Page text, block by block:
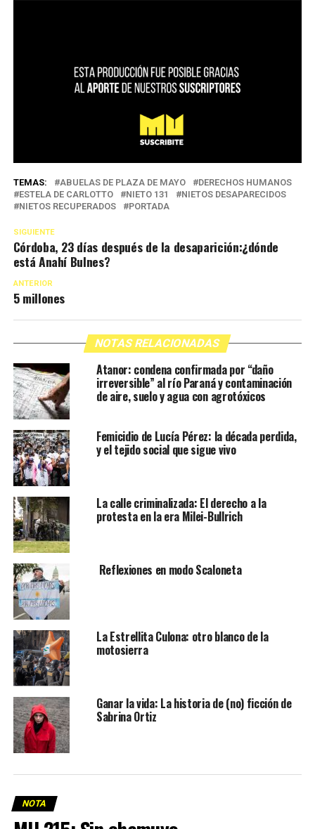
TEMAS: ABUELAS DE PLAZA DE MAYO
DERECHOS HUMANOS
ESTELA DE CARLOTTO
NIETO 131
NIETOS DESAPARECIDOS
NIETOS RECUPERADOS
PORTADA
SIGUIENTE
Córdoba, 23 días después de la desaparición:¿dónde
está Anahí Bulnes?
ANTERIOR
5 millones
NOTAS RELACIONADAS
Atanor: condena confirmada por “daño
irreversible” al río Paraná y contaminación
de aire, suelo y agua con agrotóxicos
Femicidio de Lucía Pérez: la década perdida,
y el tejido social que sigue vivo
La calle criminalizada: El derecho a la
protesta en la era Milei-Bullrich
Reflexiones en modo Scaloneta
La Estrellita Culona: otro blanco de la
motosierra
Ganar la vida: La historia de (no) ficción de
Sabrina Ortiz
NOTA